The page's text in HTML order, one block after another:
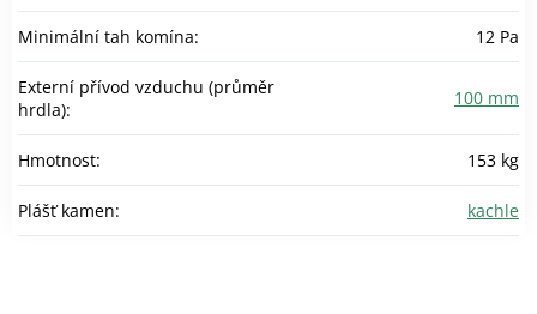
Minimální tah komína: 12 Pa
Externí přívod vzduchu (průměr
hrdla):
100 mm
Hmotnost: 153 kg
Plášť kamen: kachle